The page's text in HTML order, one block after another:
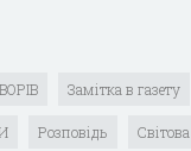
Замітка в газету
Розповідь